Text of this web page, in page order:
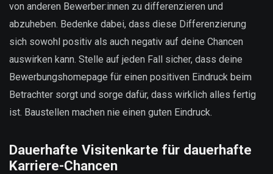
von anderen Bewerber:innen zu differenzieren und
abzuheben. Bedenke dabei, dass diese Differenzierung
sich sowohl positiv als auch negativ auf deine Chancen
auswirken kann. Stelle auf jeden Fall sicher, dass deine
Bewerbungshomepage für einen positiven Eindruck beim
Betrachter sorgt und sorge dafür, dass wirklich alles fertig
ist. Baustellen machen nie einen guten Eindruck.
Dauerhafte Visitenkarte für dauerhafte
Karriere-Chancen